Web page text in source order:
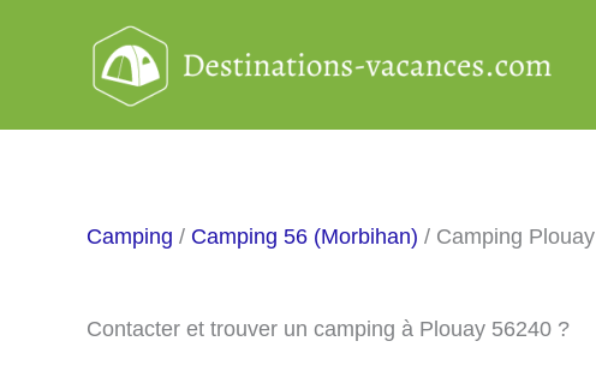
Camping / Camping 56 (Morbihan) / Camping Plouay
Contacter et trouver un camping à Plouay 56240 ?